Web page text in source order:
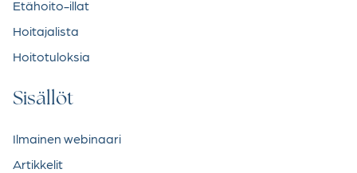
Etähoito-illat
Hoitajalista
Hoitotuloksia
Sisällöt
Ilmainen webinaari
Artikkelit